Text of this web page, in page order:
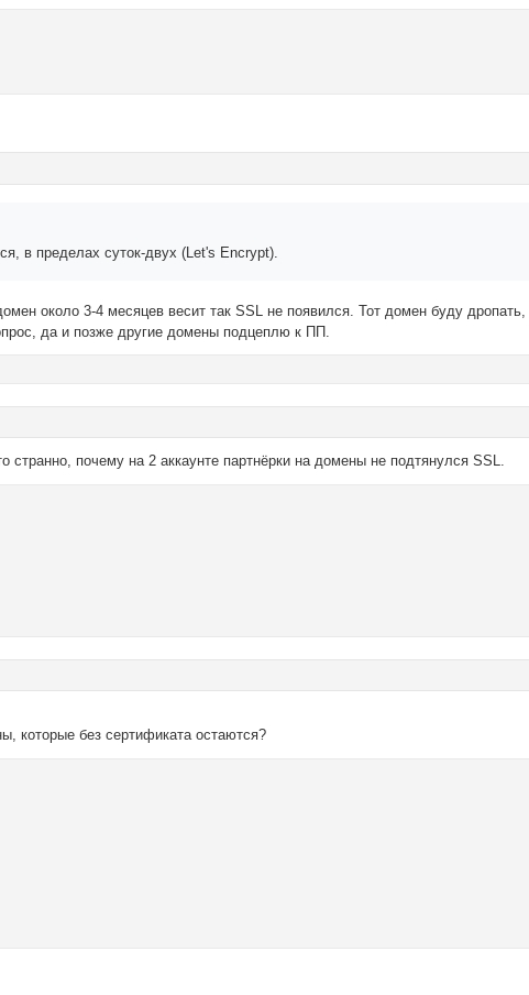
в пределах суток-двух (Let's Encrypt).
около 3-4 месяцев весит так SSL не появился. Тот домен буду дропать,
да и позже другие домены подцеплю к ПП.
странно, почему на 2 аккаунте партнёрки на домены не подтянулся SSL.
которые без сертификата остаются?